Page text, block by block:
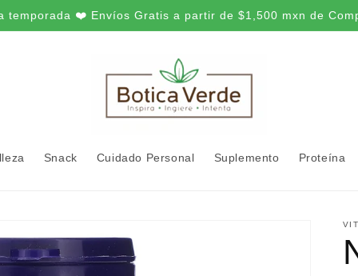
temporada ❤️ Envíos Gratis a partir de $1,500 mxn de
Snack Cuidado Personal Suplemento Proteína